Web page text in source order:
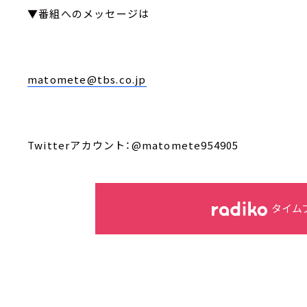
▼番組へのメッセージは
matomete@tbs.co.jp
Twitterアカウント：@matomete954905
タイム